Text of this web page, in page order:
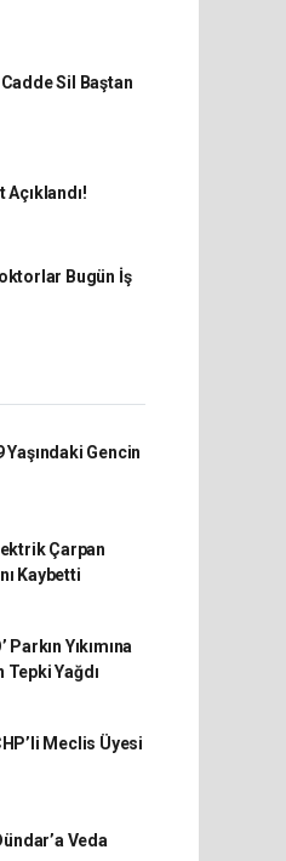
Cadde Sil Baştan
Bugün İş
Yaşındaki Gencin
Çarpan
Kaybetti
Parkın Yıkımına
Yağdı
Meclis Üyesi
Veda